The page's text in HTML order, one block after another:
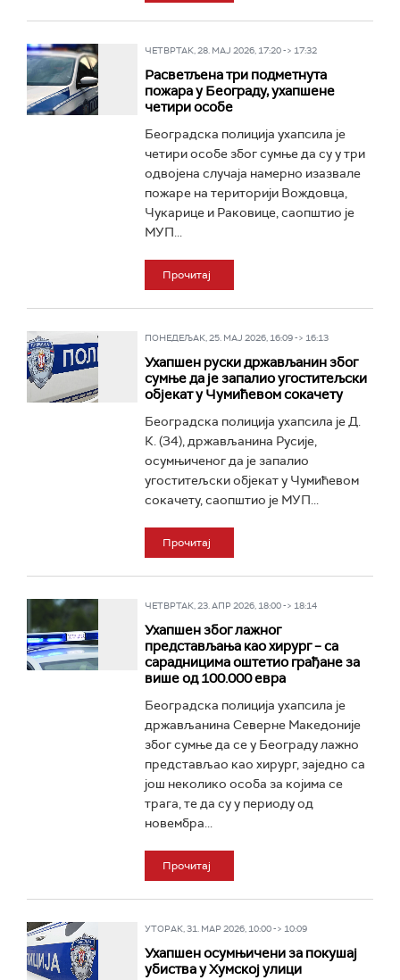
ЧЕТВРТАК, 28. МАЈ 2026, 17:20 -> 17:32
Расветљена три подметнута
пожара у Београду, ухапшене
четири особе
Београдска полиција ухапсила је
четири особе због сумње да су у три
одвојена случаја намерно изазвале
пожаре на територији Вождовца,
Чукарице и Раковице, саопштио је
МУП...
Прочитај
ПОНЕДЕЉАК, 25. МАЈ 2026, 16:09 -> 16:13
Ухапшен руски држављанин због
сумње да је запалио угоститељски
објекат у Чумићевом сокачету
Београдска полиција ухапсила је Д.
К. (34), држављанина Русије,
осумњиченог да је запалио
угоститељски објекат у Чумићевом
сокачету, саопштио је МУП...
Прочитај
ЧЕТВРТАК, 23. АПР 2026, 18:00 -> 18:14
Ухапшен због лажног
представљања као хирург – са
сарадницима оштетио грађане за
више од 100.000 евра
Београдска полиција ухапсила је
држављанина Северне Македоније
због сумње да се у Београду лажно
представљао као хирург, заједно са
још неколико особа за којима се
трага, те да су у периоду од
новембра...
Прочитај
УТОРАК, 31. МАР 2026, 10:00 -> 10:09
Ухапшен осумњичени за покушај
убиства у Хумској улици